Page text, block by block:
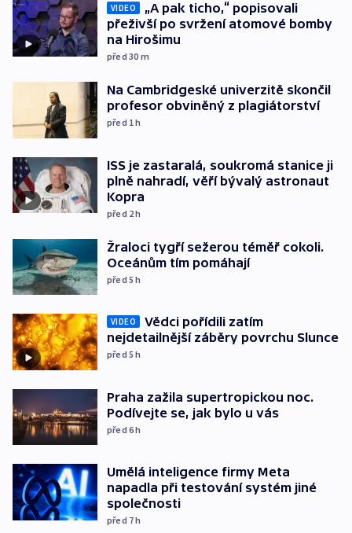
VIDEO
„A pak ticho,“ popisovali
přeživší po svržení atomové bomby
na Hirošimu
před 30 m
Na Cambridgeské univerzitě skončil
profesor obviněný z plagiátorství
před 1h
ISS je zastaralá, soukromá stanice ji
plně nahradí, věří bývalý astronaut
Kopra
před 2h
Žraloci tygří sežerou téměř cokoli.
Oceánům tím pomáhají
před 5h
VIDEO
Vědci pořídili zatím
nejdetailnější záběry povrchu Slunce
před 5h
Praha zažila supertropickou noc.
Podívejte se, jak bylo u vás
před 6h
Umělá inteligence firmy Meta
napadla při testování systém jiné
společnosti
před 7h